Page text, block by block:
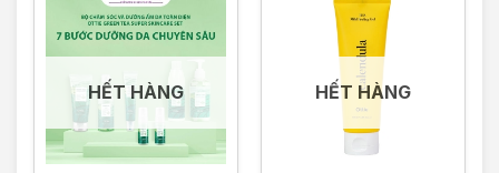
– Hỗ trợ tư vấn giải đáp thắc mắc 24/24
———————————
VIOLET PHAM – CHẤT LƯỢNG ĐI CÙNG TÂM
HẾT HÀNG HẾT HÀNG